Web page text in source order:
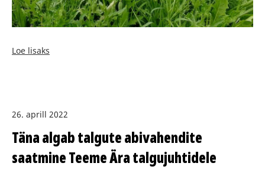
Loe lisaks
26. aprill 2022
Täna algab talgute abivahendite
saatmine Teeme Ära talgujuhtidele